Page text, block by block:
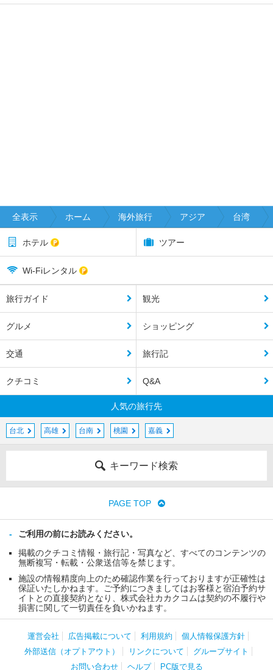
全表示 ホーム 海外旅行 アジア 台湾
ホテル ツアー
Wi-Fiレンタル
旅行ガイド 観光
グルメ ショッピング
交通 旅行記
クチコミ Q&A
人気の旅行先
台北 高雄 台南 桃園 嘉義
キーワード検索
PAGE TOP
ご利用の前にお読みください。
掲載のクチコミ情報・旅行記・写真など、すべてのコンテンツの
無断複写・転載・公衆送信等を禁じます。
施設の情報精度向上のため確認作業を行っておりますが正確性は
保証いたしかねます。ご予約につきましてはお客様と宿泊予約サ
イトとの直接契約となり、株式会社カカクコムは契約の不履行や
損害に関して一切責任を負いかねます。
運営会社 広告掲載について 利用規約
個人情報保護方針
外部送信（オプトアウト）
リンクについて
グループサイト
お問い合わせ
ヘルプ PC版で見る